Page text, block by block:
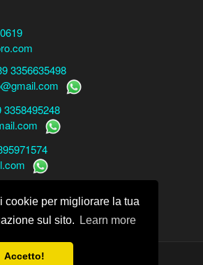
cookie per migliorare la tua
sul sito.
Learn more
Accetto!
3356635498
3358495248
arte-antiquariato.it